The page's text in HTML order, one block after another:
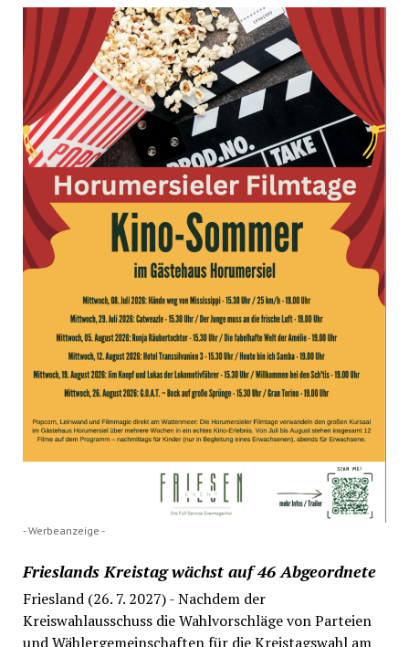
- Werbeanzeige -
Frieslands Kreistag wächst auf 46 Abgeordnete
Friesland (26. 7. 2027) - Nachdem der
Kreiswahlausschuss die Wahlvorschläge von Parteien
und Wählergemeinschaften für die Kreistagswahl am